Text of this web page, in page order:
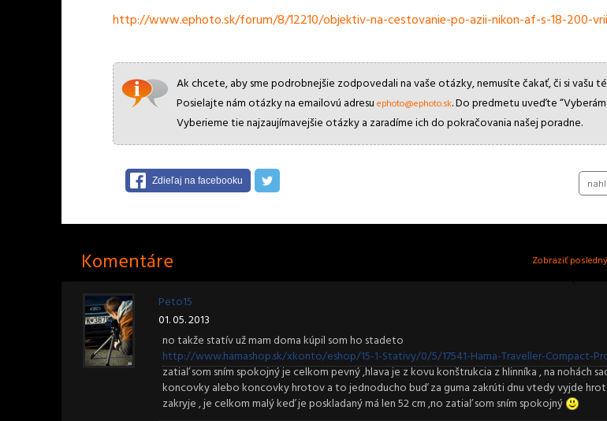
http://www.ephoto.sk/forum/8/12210/objektiv-na-cestovanie-po-azii-nikon-af-s-18-200-
Ak chcete, aby sme podrobnejšie zodpovedali na vaše otázky, nemusíte čakať, či si vašu
Posielajte nám otázky na emailovú adresu ephoto@ephoto.sk. Do predmetu uveďte
Vyberieme tie najzaujímavejšie otázky a zaradíme ich do pokračovania našej poradne.
Zdieľaj na facebooku
Komentáre Zobraziť
Peto15
01. 05. 2013
no takže statív už mam doma kúpil som ho stadeto
http://www.hamashop.sk/xkonto/eshop/15-1-Stativy/0/5/17541-Hama-Traveller-Compact-
zatiaľ som sním spokojný je celkom pevný ,hlava je z kovu konštrukcia z hlinníka , na nohách
koncovky alebo koncovky hrotov a to jednoducho buď za guma zakrúti dnu vtedy vyjde
zakryje , je celkom malý keď je poskladaný má len 52 cm ,no zatiaľ som sním spokojný